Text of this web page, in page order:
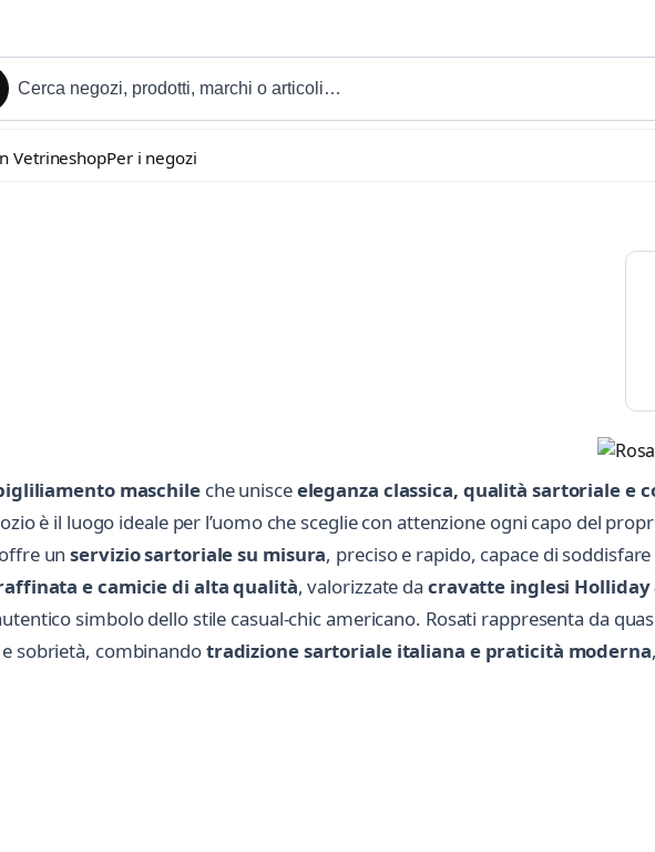
VetrineshopPer i negozi
maschileche unisceeleganza classica, qualità sartoriale e
è il luogo ideale per l’uomo che sceglie con attenzione ogni capo del
unservizio sartoriale su misura, preciso e rapido, capace di
e camicie di alta qualità, valorizzate da cravatte inglesi Holliday
simbolo dello stile casual-chic americano. Rosati rappresenta da
sobrietà, combinandotradizione sartoriale italiana e praticità moderna